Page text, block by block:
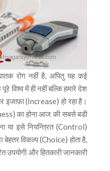
रोग नहीं है, अपितु यह कई
विश्व में ही नहीं बल्कि हमारे देश
इजाफ़ा (Increase) हो रहा है।
का होना आज की सबसे बडी
या इसे नियन्त्रित (Control)
विकल्प (Choice) होता है,
उपयोगी और हितकारी जानकारी